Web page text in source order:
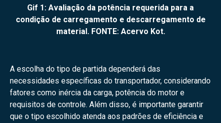
Gif 1: Avaliação da potência requerida para a
condição de carregamento e descarregamento de
material. FONTE: Acervo Kot.
A escolha do tipo de partida dependerá das
necessidades específicas do transportador, considerando
fatores como inércia da carga, potência do motor e
requisitos de controle. Além disso, é importante garantir
que o tipo escolhido atenda aos padrões de eficiência e